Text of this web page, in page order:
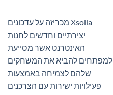
Xsolla מכריזה על עדכונים
יצירתיים וחדשים לחנות
האינטרנט אשר מסייעת
למפתחים להביא את המשחקים
שלהם לצמיחה באמצעות
פעילויות ישירות עם הצרכנים